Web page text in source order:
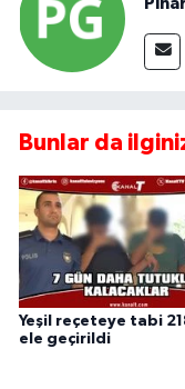
Bunlar da
Yeşil reçeteye tabi
ele geçirildi